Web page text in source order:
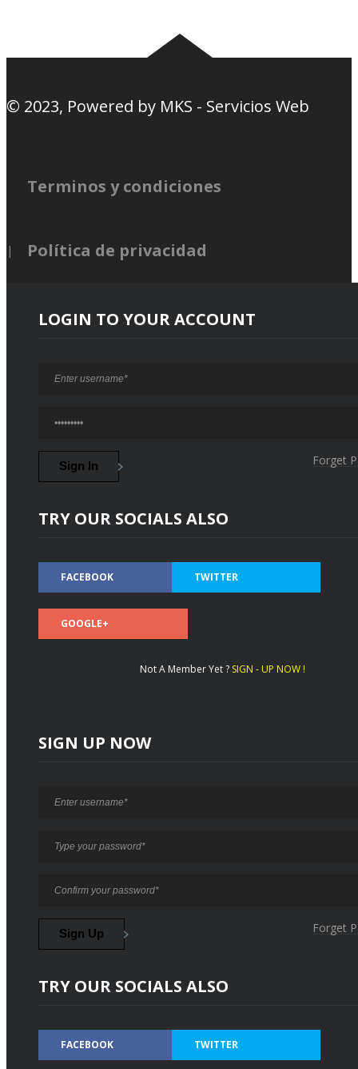
© 2023, Powered by MKS - Servicios Web
Terminos y condiciones
Política de privacidad
LOGIN TO YOUR ACCOUNT
Forget
TRY OUR SOCIALS ALSO
FACEBOOK TWITTER
GOOGLE+
Not A Member Yet ? SIGN - UP NOW !
SIGN UP NOW
Forget
TRY OUR SOCIALS ALSO
FACEBOOK TWITTER